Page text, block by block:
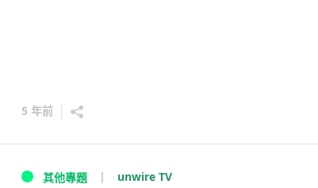
5 年前
其他專題 unwire TV